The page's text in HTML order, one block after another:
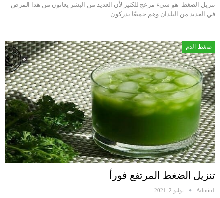
تنزيل الضغط هو شيء مزعج للكثير لأن العديد من البشر يعانون من هذا المرض
في العديد من البلدان وهم جميعًا يدركون…
ضغط الدم
تنزيل الضغط المرتفع فوراً
Admin1 يوليو 2, 2021